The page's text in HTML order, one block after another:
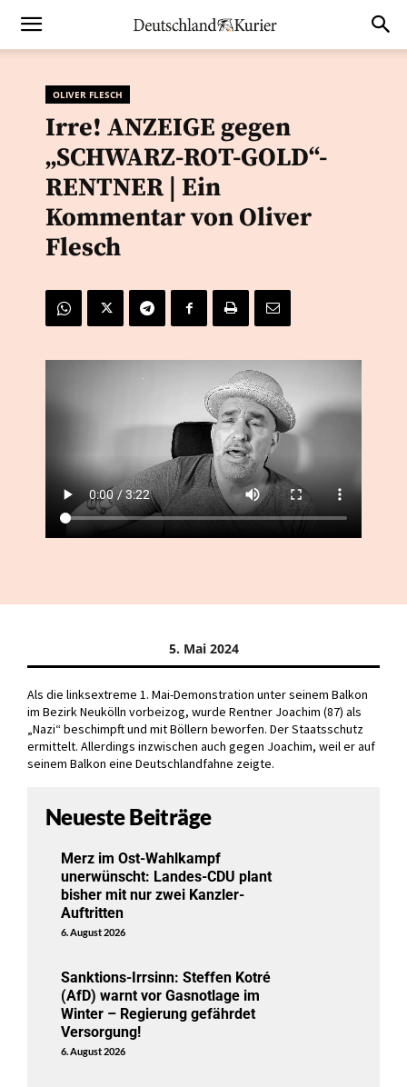
OLIVER FLESCH
Irre! ANZEIGE gegen
„SCHWARZ-ROT-GOLD“-
RENTNER | Ein
Kommentar von Oliver
Flesch
5. Mai 2024
Als die linksextreme 1. Mai-Demonstration unter seinem Balkon
im Bezirk Neukölln vorbeizog, wurde Rentner Joachim (87) als
„Nazi“ beschimpft und mit Böllern beworfen. Der Staatsschutz
ermittelt. Allerdings inzwischen auch gegen Joachim, weil er auf
seinem Balkon eine Deutschlandfahne zeigte.
Neueste Beiträge
Merz im Ost-Wahlkampf
unerwünscht: Landes-CDU plant
bisher mit nur zwei Kanzler-
Auftritten
6. August 2026
Sanktions-Irrsinn: Steffen Kotré
(AfD) warnt vor Gasnotlage im
Winter – Regierung gefährdet
Versorgung!
6. August 2026